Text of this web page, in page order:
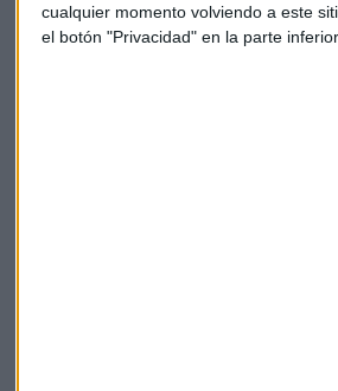
cualquier momento volviendo a este
el botón "Privacidad" en la parte
A media sesión, son los títulos del
IAG (-7%), Cie (-6,6%), Bankinter (-